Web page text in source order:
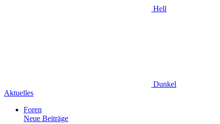
Hell
Dunkel
Aktuelles
Foren
Neue Beiträge